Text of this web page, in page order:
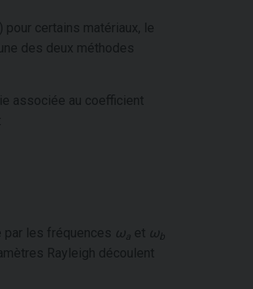
pour certains matériaux, le
des deux méthodes
associée au coefficient
par les fréquences ωa et ωb
Rayleigh découlent